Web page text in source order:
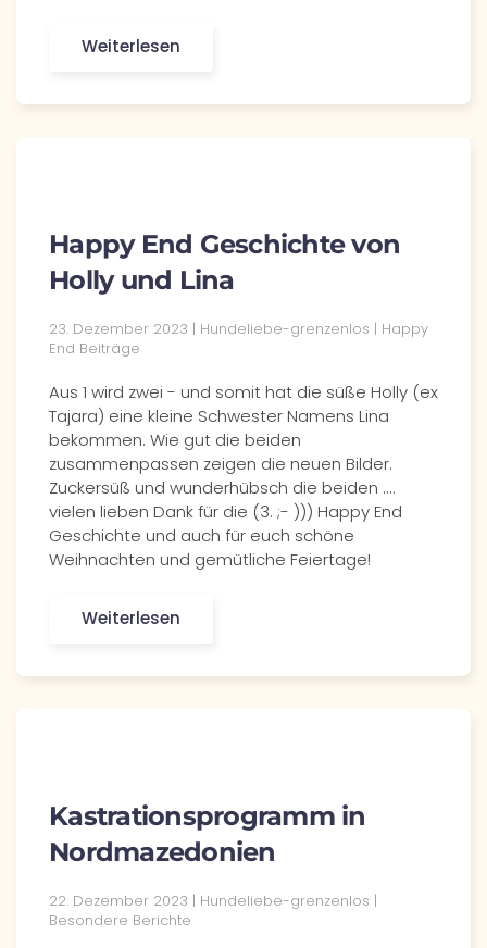
Weiterlesen
Happy End Geschichte von
Holly und Lina
23. Dezember 2023 | Hundeliebe-grenzenlos | Happy
End Beiträge
Aus 1 wird zwei - und somit hat die süße Holly (ex
Tajara) eine kleine Schwester Namens Lina
bekommen. Wie gut die beiden
zusammenpassen zeigen die neuen Bilder.
Zuckersüß und wunderhübsch die beiden ....
vielen lieben Dank für die (3. ;- ))) Happy End
Geschichte und auch für euch schöne
Weihnachten und gemütliche Feiertage!
Weiterlesen
Kastrationsprogramm in
Nordmazedonien
22. Dezember 2023 | Hundeliebe-grenzenlos |
Besondere Berichte